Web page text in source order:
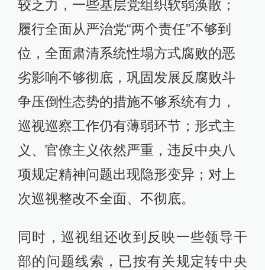
较乏力，一些基层党组织软弱涣散；
履行全面从严治党“两个责任”不够到
位，全面肃清系统性塌方式腐败的恶
劣影响不够彻底，巩固发展反腐败斗
争压倒性态势的措施不够系统有力，
巡视巡察工作仍有薄弱环节；形式主
义、官僚主义依然严重，违反中央八
项规定精神问题出现隐形变异；对上
次巡视整改不全面、不彻底。
同时，巡视组还收到反映一些领导干
部的问题线索，已按有关规定转中央